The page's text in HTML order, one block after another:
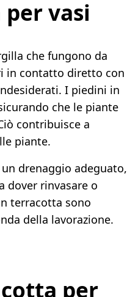
vasi
che fungono da
in contatto diretto con
I piedini in
che le piante
contribuisce a
piante.
drenaggio adeguato,
dover rinvasare o
terracotta sono
della lavorazione.
per